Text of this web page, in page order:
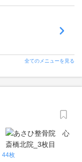
全てのメニューを見る
44枚